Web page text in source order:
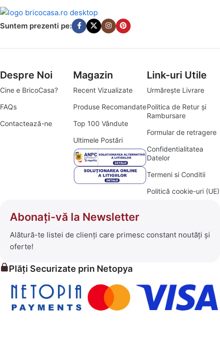
Suntem prezenti pe:
Despre Noi
Cine e BricoCasa?
FAQs
Contactează-ne
Magazin
Recent Vizualizate
Produse Recomandate
Top 100 Vândute
Ultimele Postări
Link-uri Utile
Urmărește Livrare
Politica de Retur și
Rambursare
Formular de retragere
Confidentialitatea
Datelor
Termeni si Conditii
Politică cookie-uri (UE)
Abonați-vă la Newsletter
Alătură-te listei de clienți care primesc constant noutăți și
oferte!
Plăți Securizate prin Netopya